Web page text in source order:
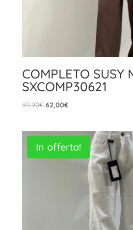
COMPLETO SUSY
SXCOMP30621
89,90€ Il
era:
89,90€.
62,00€Il
è:
62,00€.
In offerta!